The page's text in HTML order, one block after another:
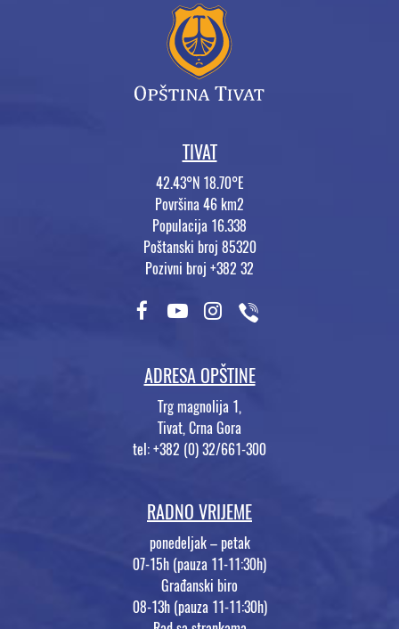
TIVAT
42.43°N 18.70°E
Površina 46 km2
Populacija 16.338
Poštanski broj 85320
Pozivni broj +382 32
ADRESA OPŠTINE
Trg magnolija 1,
Tivat, Crna Gora
tel: +382 (0) 32/661-300
RADNO VRIJEME
ponedeljak – petak
07-15h (pauza 11-11:30h)
Građanski biro
08-13h (pauza 11-11:30h)